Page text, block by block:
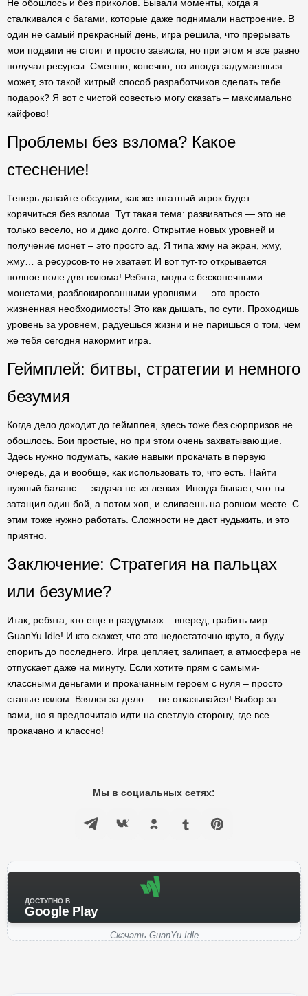
Не обошлось и без приколов. Бывали моменты, когда я
сталкивался с багами, которые даже поднимали настроение. В
один не самый прекрасный день, игра решила, что прерывать
мои подвиги не стоит и просто зависла, но при этом я все равно
получал ресурсы. Смешно, конечно, но иногда задумаешься:
может, это такой хитрый способ разработчиков сделать тебе
подарок? Я вот с чистой совестью могу сказать – максимально
кайфово!
Проблемы без взлома? Какое
стеснение!
Теперь давайте обсудим, как же штатный игрок будет
корячиться без взлома. Тут такая тема: развиваться — это не
только весело, но и дико долго. Открытие новых уровней и
получение монет – это просто ад. Я типа жму на экран, жму,
жму… а ресурсов-то не хватает. И вот тут-то открывается
полное поле для взлома! Ребята, моды с бесконечными
монетами, разблокированными уровнями — это просто
жизненная необходимость! Это как дышать, по сути. Проходишь
уровень за уровнем, радуешься жизни и не паришься о том, чем
же тебя сегодня накормит игра.
Геймплей: битвы, стратегии и немного
безумия
Когда дело доходит до геймплея, здесь тоже без сюрпризов не
обошлось. Бои простые, но при этом очень захватывающие.
Здесь нужно подумать, какие навыки прокачать в первую
очередь, да и вообще, как использовать то, что есть. Найти
нужный баланс — задача не из легких. Иногда бывает, что ты
затащил один бой, а потом хоп, и сливаешь на ровном месте. С
этим тоже нужно работать. Сложности не даст нудьжить, и это
приятно.
Заключение: Стратегия на пальцах
или безумие?
Итак, ребята, кто еще в раздумьях – вперед, грабить мир
GuanYu Idle! И кто скажет, что это недостаточно круто, я буду
спорить до последнего. Игра цепляет, залипает, а атмосфера не
отпускает даже на минуту. Если хотите прям с самыми-
классными деньгами и прокачанным героем с нуля – просто
ставьте взлом. Взялся за дело — не отказывайся! Выбор за
вами, но я предпочитаю идти на светлую сторону, где все
прокачано и классно!
Мы в социальных сетях:
ДОСТУПНО В
Google Play
Скачать GuanYu Idle